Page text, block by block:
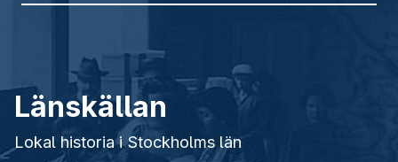
Länskällan
Lokal historia i Stockholms län